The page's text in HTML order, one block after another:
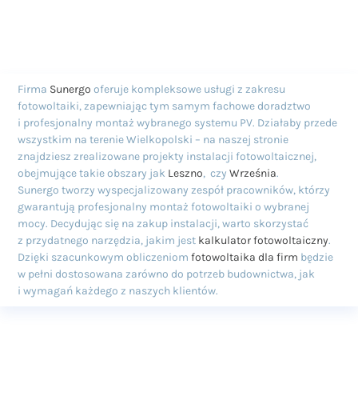
Firma Sunergo oferuje kompleksowe usługi z zakresu
fotowoltaiki, zapewniając tym samym fachowe doradztwo
i profesjonalny montaż wybranego systemu PV. Działaby przede
wszystkim na terenie Wielkopolski – na naszej stronie
znajdziesz zrealizowane projekty instalacji fotowoltaicznej,
obejmujące takie obszary jak Leszno, czyWrześnia.
Sunergo tworzy wyspecjalizowany zespół pracowników, którzy
gwarantują profesjonalny montaż fotowoltaiki o wybranej
mocy. Decydując się na zakup instalacji, warto skorzystać
z przydatnego narzędzia, jakim jest kalkulator fotowoltaiczny.
Dzięki szacunkowym obliczeniomfotowoltaika dla firm będzie
w pełni dostosowana zarówno do potrzeb budownictwa, jak
i wymagań każdego z naszych klientów.